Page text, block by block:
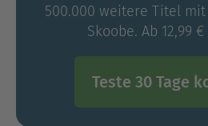
mehrerer Häkelbücher.
500.000 weitere Titel
Skoobe. Ab 12,99
Teste 30 Tage